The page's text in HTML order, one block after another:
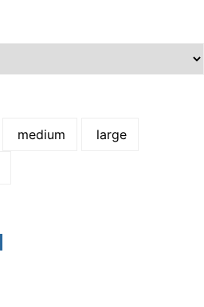
medium large